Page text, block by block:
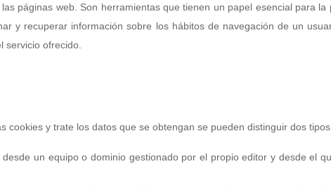
páginas web. Son herramientas que tienen un papel esencial para
y recuperar información sobre los hábitos de navegación de un
servicio ofrecido.
y trate los datos que se obtengan se pueden distinguir dos
un equipo o dominio gestionado por el propio editor y desde el